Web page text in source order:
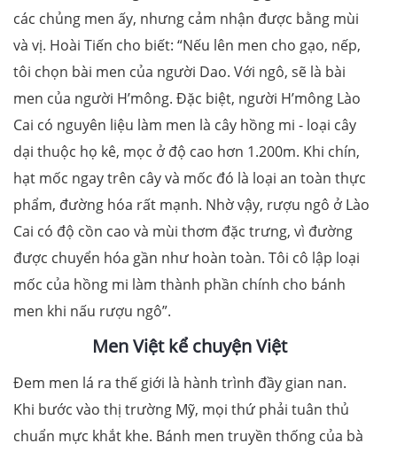
các chủng men ấy, nhưng cảm nhận được bằng mùi
và vị. Hoài Tiến cho biết: “Nếu lên men cho gạo, nếp,
tôi chọn bài men của người Dao. Với ngô, sẽ là bài
men của người H’mông. Đặc biệt, người H’mông Lào
Cai có nguyên liệu làm men là cây hồng mi - loại cây
dại thuộc họ kê, mọc ở độ cao hơn 1.200m. Khi chín,
hạt mốc ngay trên cây và mốc đó là loại an toàn thực
phẩm, đường hóa rất mạnh. Nhờ vậy, rượu ngô ở Lào
Cai có độ cồn cao và mùi thơm đặc trưng, vì đường
được chuyển hóa gần như hoàn toàn. Tôi cô lập loại
mốc của hồng mi làm thành phần chính cho bánh
men khi nấu rượu ngô”.
Men Việt kể chuyện Việt
Đem men lá ra thế giới là hành trình đầy gian nan.
Khi bước vào thị trường Mỹ, mọi thứ phải tuân thủ
chuẩn mực khắt khe. Bánh men truyền thống của bà